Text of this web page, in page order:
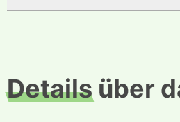
Details über